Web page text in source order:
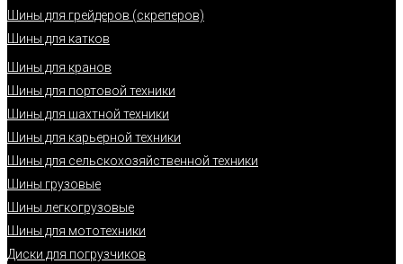
Шины для грейдеров (скреперов)
Шины для катков
Шины для кранов
Шины для портовой техники
Шины для шахтной техники
Шины для карьерной техники
Шины для сельскохозяйственной техники
Шины грузовые
Шины легкогрузовые
Шины для мототехники
Диски для погрузчиков